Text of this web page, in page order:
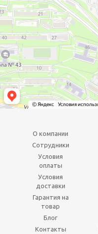
О компании
Сотрудники
Условия
оплаты
Условия
доставки
Гарантия на
товар
Блог
Контакты